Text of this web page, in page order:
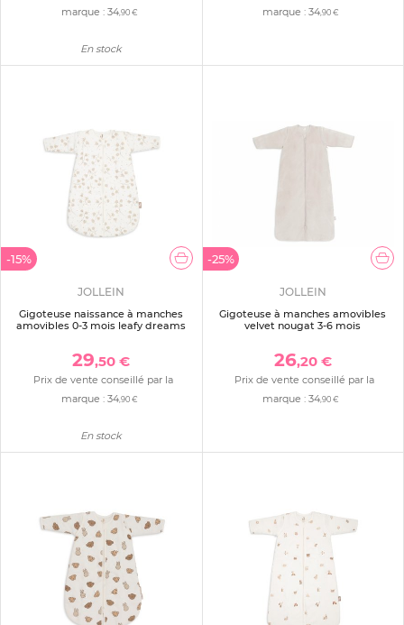
marque : 34,90 €
En stock
marque :34 ,90 €
-15%
JOLLEIN
Gigoteuse naissance à manches
amovibles 0-3 mois leafy dreams
29,50 €
Prix de vente conseillé par la
marque : 34,90 €
En stock
-25%
JOLLEIN
Gigoteuse à manches amovibles
velvet nougat 3-6 mois
26,20 €
Prix de vente conseillé par la
marque :34 ,90 €